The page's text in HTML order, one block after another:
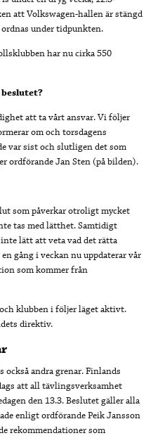
att Volkswagen-hallen är stängd
under tidpunkten.
har nu cirka 550
att ta vårt ansvar. Vi följer
om och torsdagens
var sist och slutligen det som
ordförande Jan Sten (på bilden).
som påverkar otroligt mycket
tas med lätthet. Samtidigt
lätt att veta vad det rätta
gång i veckan nu uppdaterar vår
som kommer från
klubben i följer läget aktivt.
direktiv.
andra grenar. Finlands
att all tävlingsverksamhet
den 13.3. Beslutet gäller alla
enligt ordförande Peik Jansson
rekommendationer som